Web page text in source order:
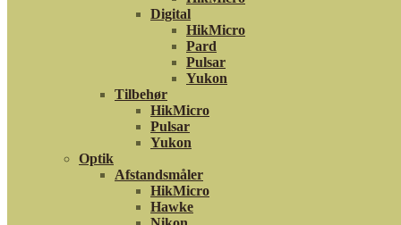
Digital
HikMicro
Pard
Pulsar
Yukon
Tilbehør
HikMicro
Pulsar
Yukon
Optik
Afstandsmåler
HikMicro
Hawke